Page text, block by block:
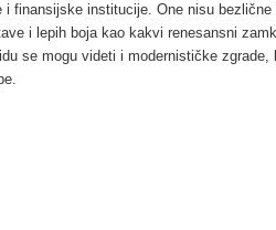
i finansijske institucije. One nisu
i lepih boja kao kakvi renesansni
se mogu videti i modernističke